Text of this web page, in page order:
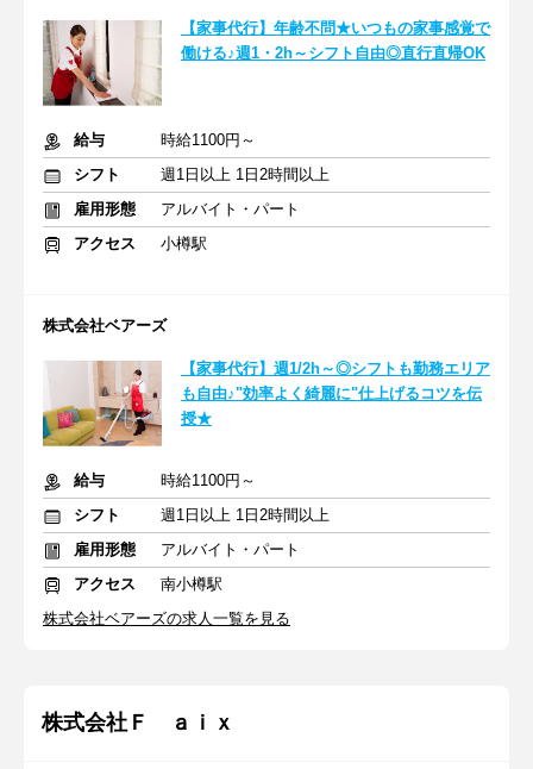
【家事代行】年齢不問★いつもの家事感覚で
働ける♪週1・2h～シフト自由◎直行直帰OK
給与
時給1100円～
シフト
週1日以上 1日2時間以上
雇用形態
アルバイト・パート
アクセス
小樽駅
株式会社ベアーズ
【家事代行】週1/2h～◎シフトも勤務エリア
も自由♪"効率よく綺麗に"仕上げるコツを伝
授★
給与
時給1100円～
シフト
週1日以上 1日2時間以上
雇用形態
アルバイト・パート
アクセス
南小樽駅
株式会社ベアーズの求人一覧を見る
株式会社Ｆ ａｉｘ